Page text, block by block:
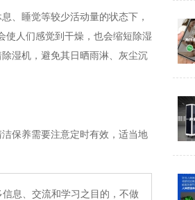
、睡觉等较少活动量的状态下，
使人们感觉到干燥，也会缩短除湿
湿机，避免其日晒雨淋、灰尘沉
保养需要注意定时有效，适当地
息、交流和学习之目的，不做